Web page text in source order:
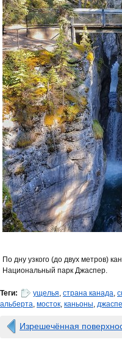
По дну узкого (до двух метров)
Национальный парк Джаспер.
Теги: ущелья, страна канада,
альберта, мосток, каньоны,
Изрешечённая